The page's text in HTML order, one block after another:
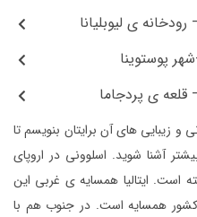
ی لیوبلیانا
پوستوینا
ی پردجاما
و زیبایی های آن برایتان بنویسم تا
آشنا شوید. اسلوونی در اروپای
است. ایتالیا همسایه ی غربی این
همسایه است. در جنوب هم با